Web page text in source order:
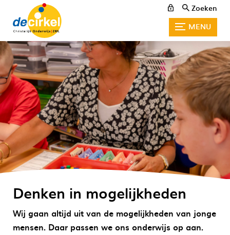
Zoeken
MENU
Denken in mogelijkheden
Wij gaan altijd uit van de mogelijkheden van jonge
mensen. Daar passen we ons onderwijs op aan.